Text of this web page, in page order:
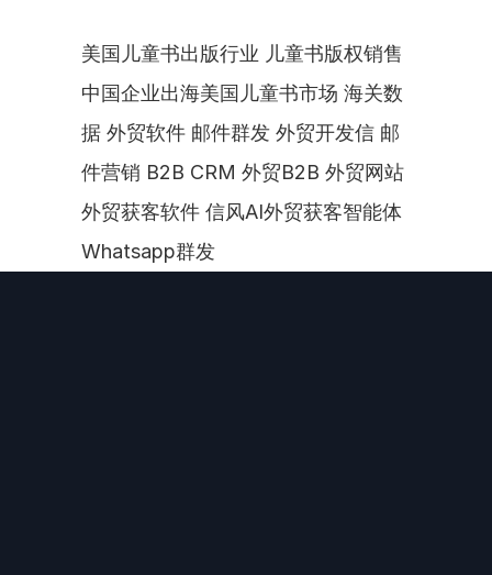
美国儿童书出版行业 儿童书版权销售
中国企业出海美国儿童书市场 海关数
据 外贸软件 邮件群发 外贸开发信 邮
件营销 B2B CRM 外贸B2B 外贸网站
外贸获客软件 信风AI外贸获客智能体
Whatsapp群发